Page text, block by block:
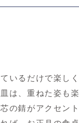
いるだけで楽し
は、重ねた姿も楽
の錆がアクセン